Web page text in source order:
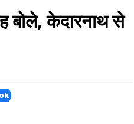
बोले, केदारनाथ से